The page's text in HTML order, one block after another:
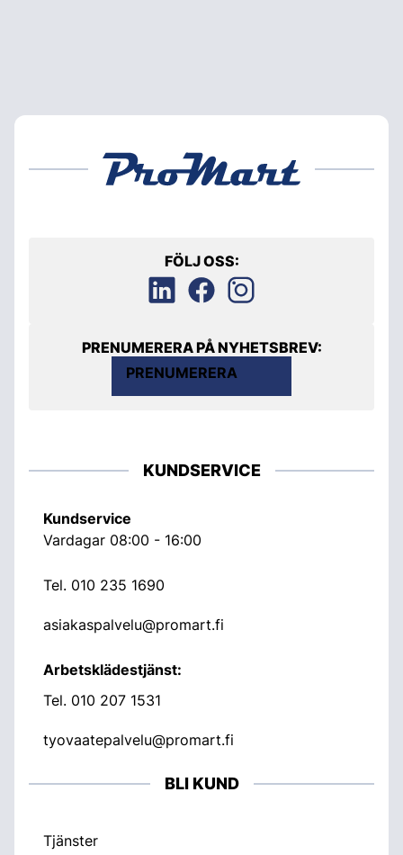
FÖLJ OSS:
PRENUMERERA PÅ NYHETSBREV:
PRENUMERERA
KUNDSERVICE
Kundservice
Vardagar 08:00 - 16:00
Tel. 010 235 1690
asiakaspalvelu@promart.fi
Arbetsklädestjänst:
Tel. 010 207 1531
tyovaatepalvelu@promart.fi
BLI KUND
Tjänster